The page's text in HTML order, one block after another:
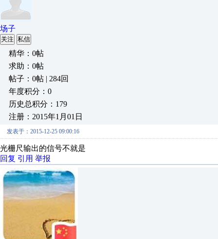
场子
关注 私信
精华：0帖
求助：0帖
帖子：0帖 | 284回
年度积分：0
历史总积分：179
注册：2015年1月01日
发表于：2015-12-25 09:00:16
光栅尺输出的信号不就是
回复 引用 举报